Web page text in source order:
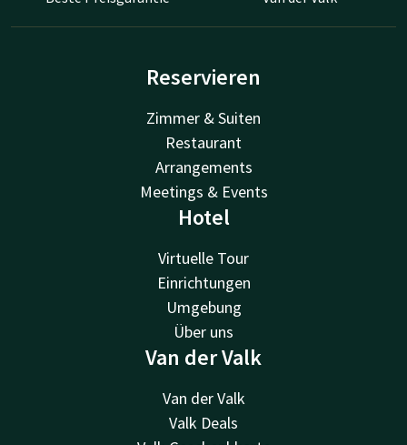
Reservieren
Zimmer & Suiten
Restaurant
Arrangements
Meetings & Events
Hotel
Virtuelle Tour
Einrichtungen
Umgebung
Über uns
Van der Valk
Van der Valk
Valk Deals